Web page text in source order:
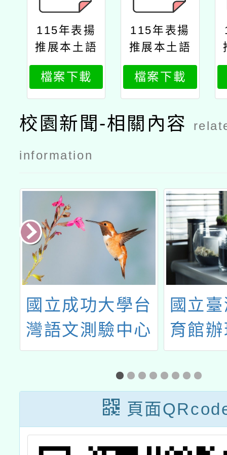
115年表揚
推展本土語
言傑出貢獻
獎公文
檔案下載
115年表揚
推展本土語
言傑出貢獻
獎海報
檔案下載
校園新聞-相關內容
information
國立成功大學台
灣語文測驗中心
「2024年春季全
民台語認證」
國立
育館
藝–跨
教育
享」
頁面